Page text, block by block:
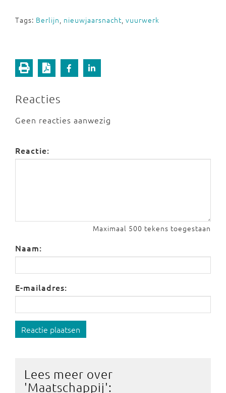
Tags: Berlijn, nieuwjaarsnacht, vuurwerk
Reacties
Geen reacties aanwezig
Reactie:
Maximaal 500 tekens toegestaan
Naam:
E-mailadres:
Reactie plaatsen
Lees meer over
'Maatschappij':